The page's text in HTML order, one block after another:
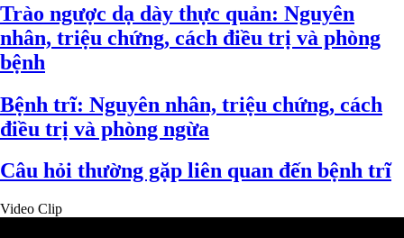
Trào ngược dạ dày thực quản: Nguyên
nhân, triệu chứng, cách điều trị và phòng
bệnh
Bệnh trĩ: Nguyên nhân, triệu chứng, cách
điều trị và phòng ngừa
Câu hỏi thường gặp liên quan đến bệnh trĩ
Video Clip